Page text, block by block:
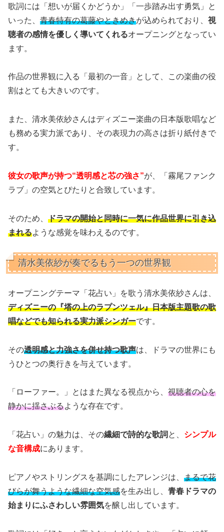
歌詞には「想いが届くかどうか」「一歩踏み出す勇気」と
いった、 青春特有の葛藤やときめきが込められており、 視
聴者の感情を優しく導いてくれるオープニングとなってい
ます。
作品の世界観に入る「最初の一音」として、この楽曲の役
割はとても大きいのです。
また、清水美依紗さんはディズニー楽曲の日本版歌唱など
も務める実力派であり、その表現力の高さは折り紙付きで
す。
彼女の歌声が持つ“透明感と芯の強さ”が、「霧尾ファンク
ラブ」の空気とぴたりと合致しています。
そのため、 ドラマの開始と同時に一気に作品世界に引き込
まれるような感覚を味わえるのです。
清水美依紗が奏でるもう一つの世界観
オープニングテーマ「花占い」を歌う清水美依紗さんは、
ディズニーの『塔の上のラプンツェル』日本版主題歌の歌
唱などでも知られる実力派シンガーです。
その透明感と力強さを併せ持つ歌声は、ドラマの世界にも
うひとつの奥行きを与えています。
「ローファー。」とはまた異なる視点から、 視聴者の心を
静かに揺さぶるような存在です。
「花占い」の魅力は、その繊細で詩的な歌詞 と、 シンプル
な音構成にあります。
ピアノやストリングスを基調にしたアレンジは、 まるで花
びらが舞うような繊細な空気感を生み出し、 青春ドラマの
始まりにふさわしい雰囲気を醸し出しています。